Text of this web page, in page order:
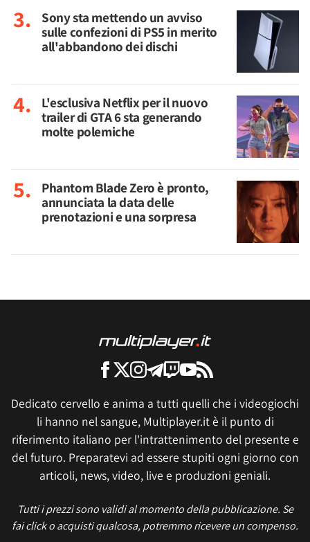
Sony sta mettendo un avviso
sulle confezioni di PS5 in merito
all'abbandono dei dischi
L'esclusiva Netflix per il nuovo
trailer di GTA 6 sta generando
molte polemiche
Phantom Blade Zero è pronto,
annunciata la data delle
prenotazioni e una sorpresa
Dedicato cervello e anima a tutti quelli che i videogiochi
li hanno nel sangue, Multiplayer.it è il punto di
riferimento italiano per l'intrattenimento del presente e
del futuro. Preparatevi ad essere stupiti ogni giorno con
articoli, news, video, live e produzioni geniali.
Tutti i prezzi sono validi al momento della pubblicazione. Se
fai click o acquisti qualcosa, potremmo ricevere un compenso.